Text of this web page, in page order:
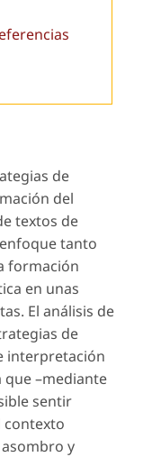
de
del
textos de
tanto
formación
en unas
El análisis de
de
interpretación
–mediante
sentir
contexto
y